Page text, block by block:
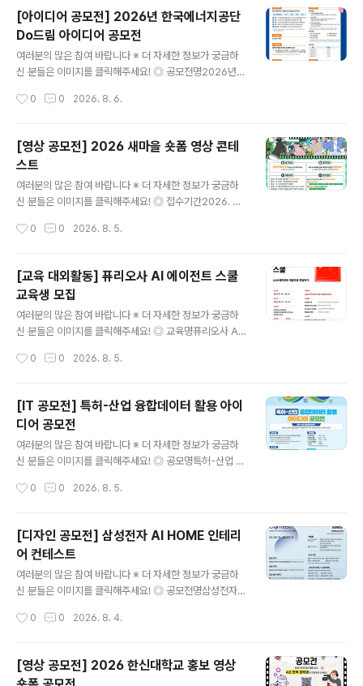
10월 16(금)~17일(토) DDP에서 진행됩니다. [연 사]프리
텐다드를 만든 길형진 디렉터우아한형제들의 한명수 CC
O신신그래픽의 신해옥·신동혁 디자이너오이뮤의 신소현
대표 [부가프로그램]- 사이시옷 인사이트 (네트워킹 프로
그램)- 브랜드 체험 부스- 익스클루시브 키트 (웰컴패키지
참가자격국내/외에서 활동하는 디자인/타입에 관심있는 누
[아이디어 공모전] 2026년 한국에너지공단
Do드림 아이디어 공모전
여러분의 많은 참여 바랍니다 ※ 더 자세한 정보가 궁금하
신 분들은 이미지를 클릭해주세요! ◎ 공모전명2026년
EA 핵심가치(혁신 / 소통 / 안전 / 신뢰)를 주제로 한 제안 -
◎ 참가자격전국민 누구나 ◎ 접수기간2026.7.15(수) ~
2026.8.31(월) ◎ 참가방법[첨부] 제안서 작성 후 공단홈
페이지 ‘고객제안’ 게시판* 제출*(공단홈페이지) 국민소통
→ 고객만족시스템 → 고객제안 →신청분야[Do드림 아이
디어 공모전] ◎ 제안채택 및 시행① 제안요건 충족여부 등
안시행부서) 사전 채택여부 검토(내용 충실도에 따라 불채
0 0 2026. 8. 6.
[영상 공모전] 2026 새마을 숏폼 영상 콘테
스트
여러분의 많은 참여 바랍니다 ※ 더 자세한 정보가 궁금하
신 분들은 이미지를 클릭해주세요! ◎ 접수기간2026. 6.
주하는 누구나 참여 가능(개인 또는 4인 이하 팀) ◎ 공모
작품규격유형 : 저작권 걱정 없는 순수 창작 콘텐츠시간 : 3
0초~90초 (60초 이내 권장)규격 : 16:9 가로형 또는 세로
형 영상형식 : 표준 영상파일 형식(MP4, MOV, AVI 등)해
상도 : 1920×1080px 또는 1080×1920px ◎ 접수방
법① 필수 해시태그와 함께 개인 SNS 업로드[ 필수 해시
제출서류 작성 후 이메일 제출[ 제출..
0 0 2026. 8. 5.
[교육 대외활동] 퓨리오사 AI 에이전트 스쿨
교육생 모집
여러분의 많은 참여 바랍니다 ※ 더 자세한 정보가 궁금하
신 분들은 이미지를 클릭해주세요! ◎ 교육명퓨리오사 AI
이상]• 교육비 전액 지원→ 지원 대상자 최대 120만 원의
로젝트 및 서비스 배포→ 기업 과제 기반 프로젝트로 실무
포트폴리오 완성• 인턴십 · 채용 연계 지원→ 퓨리오사AI
및 한컴그룹사 인턴십 지원 기회 제공 ◎ 모집기간2026.
7. 15(수) ~ 8. 18(화) ◎ 지원자격전공 · 나이 · 지역 무관
미취업자- AI 개발자를 꿈꾸는 30명 모집 ◎ 교육안내-
시간: 평일 09:00 ~ 18:00..
0 0 2026. 8. 5.
[IT 공모전] 특허-산업 융합데이터 활용 아이
디어 공모전
여러분의 많은 참여 바랍니다 ※ 더 자세한 정보가 궁금하
신 분들은 이미지를 클릭해주세요! ◎ 공모명특허-산업 융
인공지능 분류모델을 활용하여 개별 특허가 어떤 산업에
(원)생 (대표자 포함 4인 이내 팀 구성) ◎ 일 정○ 2026.
7.23. ~ 9. 11. 접수 기간○ 2026. 9.28. ~ 11. 13. 결과물
제출○ 2026. 11.16. ~ 11. 20. 1차 심사○ 2026. 11.21.
~ 11. 27. 발표 자료 제출○ 2026. 12.02. 2차 심사○ 2
026. 12월 중 시상식 진..
0 0 2026. 8. 5.
[디자인 공모전] 삼성전자 AI HOME 인테리
어 컨테스트
여러분의 많은 참여 바랍니다 ※ 더 자세한 정보가 궁금하
신 분들은 이미지를 클릭해주세요! ◎ 공모전명삼성전자
Contest 삼성전자 AI 기반 주거 공간 디자인 공모전 ◎
인사업자 소속) ◎ 공모주제Space for AI, Design for
Life(AI 가전을 품은 주거 공간 디자인) ◎ 공모 분야(택1)
0 0 2026. 8. 4.
[영상 공모전] 2026 한신대학교 홍보 영상